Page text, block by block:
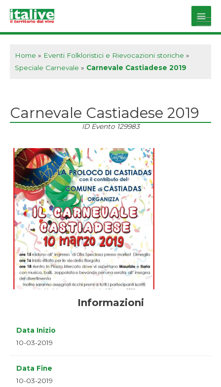
Main
Home » Eventi Folkloristici e Rievocazioni storiche »
Speciale Carnevale » Carnevale Castiadese 2019
Carnevale Castiadese 2019
ID Evento 129983
Informazioni
Data Inizio
10-03-2019
Data Fine
10-03-2019